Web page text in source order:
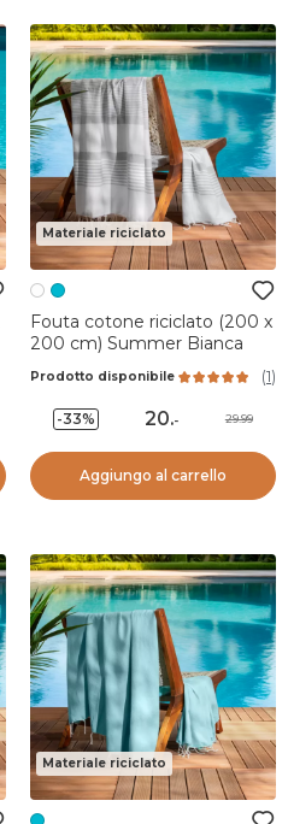
Materiale riciclato
Fouta cotone riciclato (200 x
200 cm) Summer Bianca
Prodotto disponibile (1)
-33% 20.- 29.99
Aggiungo al carrello
Materiale riciclato